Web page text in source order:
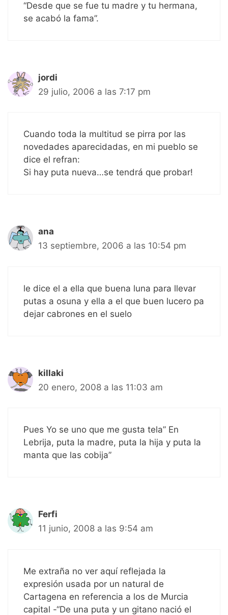
“Desde que se fue tu madre y tu hermana,
se acabó la fama”.
jordi
29 julio, 2006 a las 7:17 pm
Cuando toda la multitud se pirra por las
novedades aparecidadas, en mi pueblo se
dice el refran:
Si hay puta nueva…se tendrá que probar!
ana
13 septiembre, 2006 a las 10:54 pm
le dice el a ella que buena luna para llevar
putas a osuna y ella a el que buen lucero pa
dejar cabrones en el suelo
killaki
20 enero, 2008 a las 11:03 am
Pues Yo se uno que me gusta tela” En
Lebrija, puta la madre, puta la hija y puta la
manta que las cobija”
Ferfi
11 junio, 2008 a las 9:54 am
Me extraña no ver aquí reflejada la
expresión usada por un natural de
Cartagena en referencia a los de Murcia
capital -“De una puta y un gitano nació el